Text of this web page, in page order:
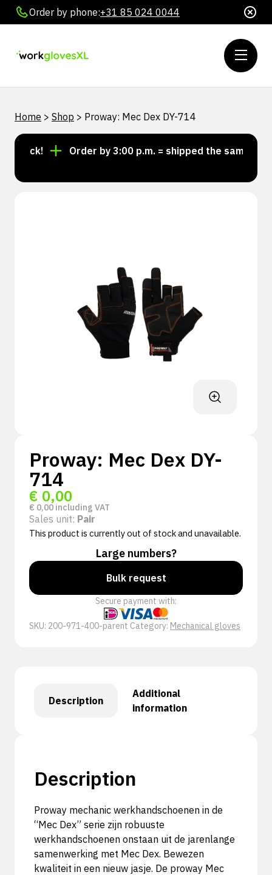
Order by phone:+31 85 024 0044
Home > Shop > Proway: Mec Dex DY-714
Order by 3:00 p.m. = shipped the same day
Proway: Mec Dex DY-
714
€ 0,00
€ 0,00 including VAT
Sales unit: Pair
This product is currently out of stock and unavailable.
Large numbers?
Bulk request
Secure payment with:
SKU: 200-971-400-parent Category: Mechanical gloves
Description
Additional
information
Description
Proway mechanic werkhandschoenen in de
“Mec Dex” serie zijn robuuste
werkhandschoenen onstaan uit de jarenlange
samenwerking met Mec Dex. Bewezen
kwaliteit in een nieuw jasje. De proway Mec